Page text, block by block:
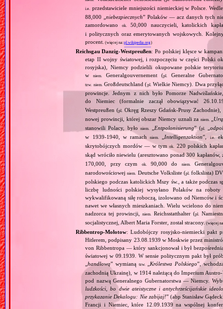
i.e. przedstawiciele mniejszości niemieckiej w Polsce.
88,000 „niebezpiecznych” Polaków — acz danych tych
zamordowano
ok.
50,000 nauczycieli, katolickich
i politycznych oraz emerytowanych wojskowych.
procent. (więcej na:pl.wikipedia.org)
Reichsgau Danzig‐Westpreußen: Po polskiej klęsce w
etap II wojny światowej, i rozpoczęciu w części Polski
rosyjska), Niemcy podzielili okupowane polskie
wniem. Generalgouvernement (pl. Generalne
tzw. niem. Großdeutschland (pl. Wielkie Niemcy). Dwa
prowincje. Jednym z nich było Pomorze
do Niemiec (formalnie zaczął obowiązywać
Westpreußen (pl. Okręg Rzeszy Gdańsk‐Prusy
nowej prowincji, której obszar Niemcy uznali za niem.
stanowili Polacy, było
niem. Entpolonisierung” (pl.
w 1939‐1940, w ramachniem. Intelligenzaktion”, i.e.
skrytobójczych mordów — w tymok. 220 polskich
skąd wróciło niewielu (aresztowano ponad 300
170,000, przy czym
ok. 90,000 do niem.
narodowościowejniem. Deutsche Volksliste (pl. folkslista)
polskiego podczas katolickich Mszy św., a także podczas
liczbę ludności polskiej wysyłano Polaków na
wykwalifikowaną siłę roboczą, izolowano od Niemców i
nawet we własnych mieszkaniach. Wielu wcielono do
nadzorca tej prowincji,niem. Reichsstatthalter (pl.
socjalistycznej, Albert Maria Forster, został stracony. (więcej
Ribbentrop‐Mołotow: Ludobójczy rosyjsko‐niemiecki pakt
Hitlerem, podpisany 23.08.1939 w Moskwie przez
von Ribbentropa — który sankcjonował i był
światowej w 09.1939. W sensie politycznym pakt był
„handlową” wymianą tzw. Królestwa Polskiego”,
zachodnią Ukrainę), w 1914 należącą do Imperium
pod nazwą Generalnego Gubernatorstwa — Niemcy.
ludzkości, bo dwie ateistyczne i antychrześcijańskie
przykazanie Dekalogu: Nie zabijaj!” (abp Stanisław
Francji i Niemiec, które 12.09.1939 na wspólnej